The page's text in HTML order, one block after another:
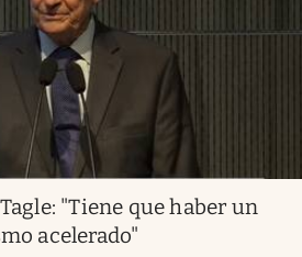
"Tiene que haber un
acelerado"